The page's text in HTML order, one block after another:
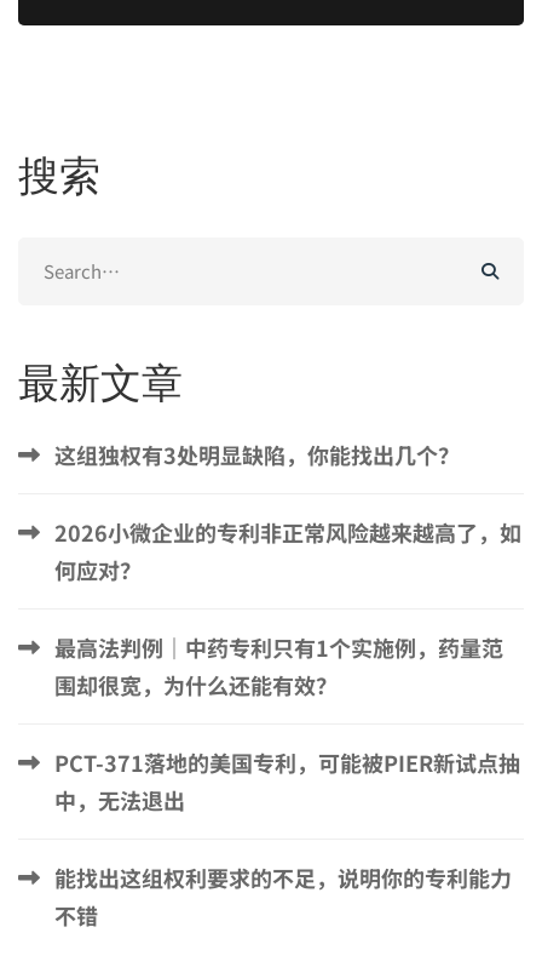
搜索
for:
最新文章
这组独权有3处明显缺陷，你能找出几个？
2026小微企业的专利非正常风险越来越高了，如
何应对？
最高法判例｜中药专利只有1个实施例，药量范
围却很宽，为什么还能有效？
PCT-371落地的美国专利，可能被PIER新试点抽
中，无法退出
能找出这组权利要求的不足，说明你的专利能力
不错